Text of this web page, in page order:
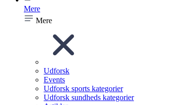
Mere
Mere
Udforsk
Events
Udforsk sports kategorier
Udforsk sundheds kategorier